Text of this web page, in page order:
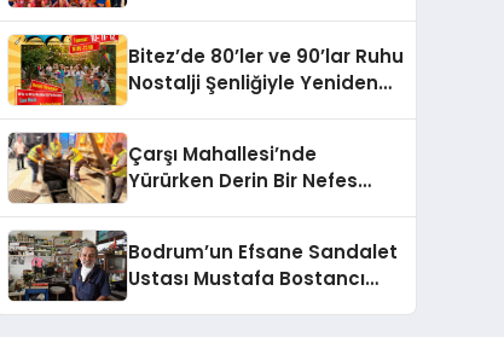
Bitez’de 80’ler ve 90’lar Ruhu
Nostalji Şenliğiyle Yeniden
Çarşı Mahallesi’nde
Yürürken Derin Bir Nefes
Bodrum’un Efsane Sandalet
Ustası Mustafa Bostancı